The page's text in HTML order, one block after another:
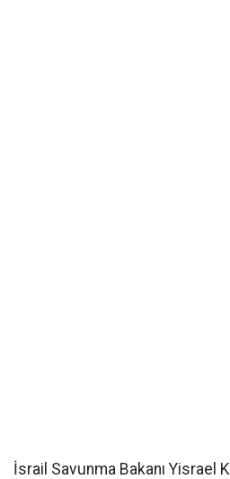
İsrail Savunma Bakanı Yisrael